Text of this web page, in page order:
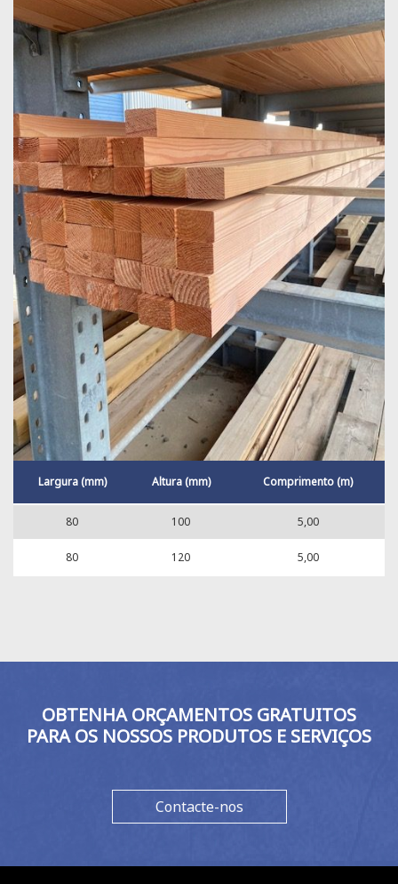
Largura (mm) Altura (mm) Comprimento (m)
80 100 5,00
80 120 5,00
OBTENHA ORÇAMENTOS GRATUITOS
PARA OS NOSSOS PRODUTOS E SERVIÇOS
Contacte-nos